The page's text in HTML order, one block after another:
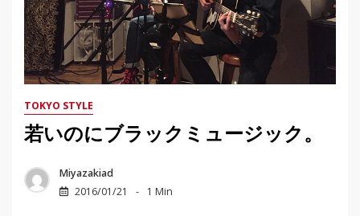
TOKYO STYLE
若いのにブラックミュージック。
Miyazakiad
2016/01/21
1 Min